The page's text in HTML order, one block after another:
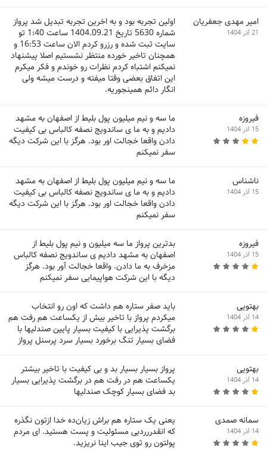
امیر مهدی جعفریان
21 آذر 1404
اولین تجربه بود و به اخرین تجربه تبدیل شد پرواز
شماره 5630 تاریخ 1404.09.21 ساعت 1:40 تو
سایت ثبت شده و رزرو کردم الان ساعت 16:53 و
همچنان تاخیر خورده منتظر نشستیم اصلا پیشنهاد
نمیکنم اشتباه کردم نظرات رو خوندم و فکر میکرم
این اتفاق بعضی وقتا میفته و درست میشه ولی
انگار دائم همینجوریه.
فیروزه
15 آذر 1404
ما سه و نیم میلیون پول بلیط از اصفهان به مشهد
دادیم و به ما ی ساندویج نصفه کالباس بی کیفیت
دادن واقعا خجالت اور بود. هرگز با این شرکت دیگه
سفر نمیکنم
ناشناس
15 آذر 1404
ما سه و نیم میلیون پول بلیط از اصفهان به مشهد
دادیم و به ما ی ساندویج نصفه کالباس بی کیفیت
دادن واقعا خجالت اور بود. هرگز با این شرکت دیگه
سفر نمیکنم
فیروزه
15 آذر 1404
بدترین پرواز ما سه میلیون و نیم پول بلیط از
اصفهان به مشهد دادیم ی ساندویج نصفه کالباس
مزخرف به ما دادن. واقعا خجالت آور بود. هرگز
دیگه با این شرکت هواپیمایی سفر نمیکنم
بهتویی
14 آذر 1404
باید صفر ستاره هم داشت که اون رو انتخاب
میکردم پرواز با تاخیر بیش از یکساعت هم رفت هم
برگشت پذیرایی با کیفیت بسیار پایین صندلیها با
فضای بسیار تنگ برخورد بسیار سرد پرسنل پرواز
بهتویی
14 آذر 1404
پرواز بسیار بسیار بد و بی کیفیت با تاخیر بیشتر
یکساعت هم در رفت هم در برگشت پذیرایی بسیار
بد فضای بسیار کوچک صندلیها
سمانه صمدی
14 آذر 1404
یعنی یک ستاره هم براش زیان‌ده خدا ازتون نگذره
که انقدررردبی مسئولیت و پست هستید. ای مردم
پولتون رو توی جیب اینا نریزید.